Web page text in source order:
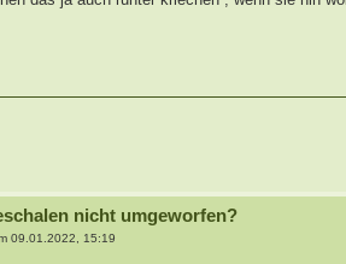
nicht umgeworfen?
09.01.2022, 15:19